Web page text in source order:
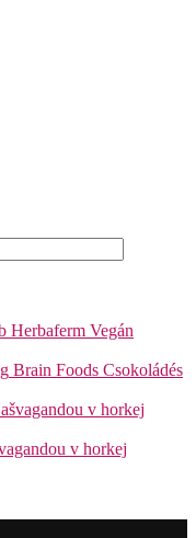
Herbaferm Vegán
Brain Foods Csokoládés
v horkej